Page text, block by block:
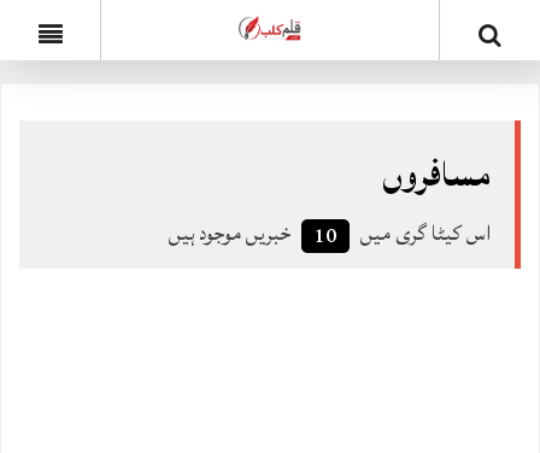
مسافروں
اس کیٹا گری میں 10 خبریں موجود ہیں